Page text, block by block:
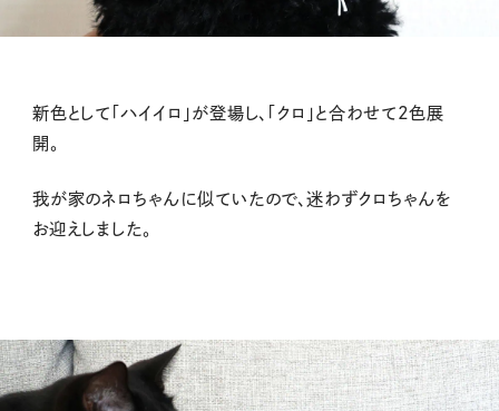
新色として「ハイイロ」が登場し、「クロ」と合わせて2色展
開。
我が家のネロちゃんに似ていたので、迷わずクロちゃんを
お迎えしました。